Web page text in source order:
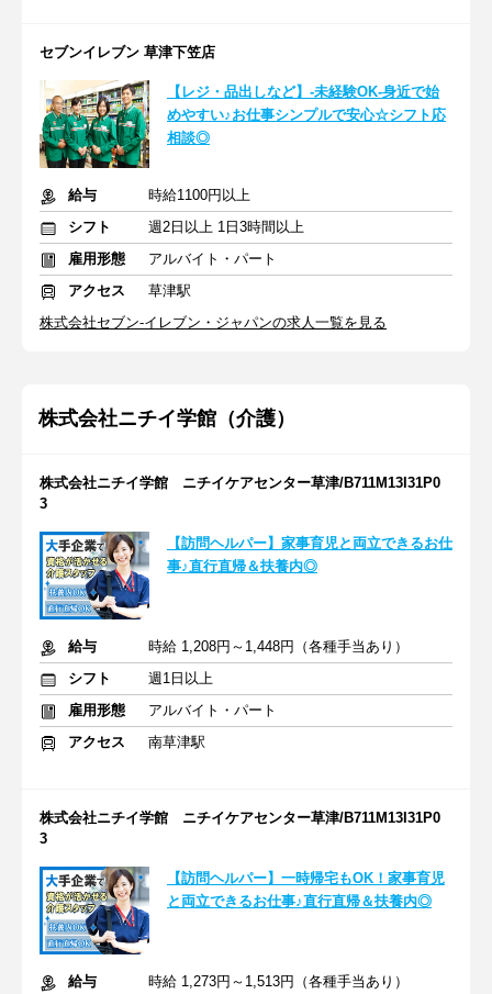
セブンイレブン 草津下笠店
【レジ・品出しなど】-未経験OK-身近で始
めやすい♪お仕事シンプルで安心☆シフト応
相談◎
給与
時給1100円以上
シフト
週2日以上 1日3時間以上
雇用形態
アルバイト・パート
アクセス
草津駅
株式会社セブン-イレブン・ジャパンの求人一覧を見る
株式会社ニチイ学館（介護）
株式会社ニチイ学館 ニチイケアセンター草津/B711M13I31P0
3
【訪問ヘルパー】家事育児と両立できるお仕
事♪直行直帰＆扶養内◎
給与
時給 1,208円～1,448円（各種手当あり）
シフト
週1日以上
雇用形態
アルバイト・パート
アクセス
南草津駅
株式会社ニチイ学館 ニチイケアセンター草津/B711M13I31P0
3
【訪問ヘルパー】一時帰宅もOK！家事育児
と両立できるお仕事♪直行直帰＆扶養内◎
給与 時給 1,273円～1,513円（各種手当あり）